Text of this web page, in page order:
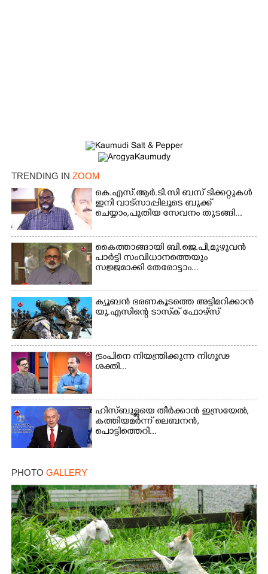
TRENDING IN ZOOM
കെ.എസ്.ആർ.ടി.സി ബസ് ടിക്കറ്റുകൾ
ഇനി വാട്സാപ്പിലൂടെ ബുക്ക്
ചെയ്യാം,പുതിയ സേവനം തുടങ്ങി...
കൈത്താങ്ങായി ബി.ജെ.പി,മുഴുവൻ
പാർട്ടി സംവിധാനത്തെയും
സജ്ജമാക്കി തേരോട്ടാം...
ക്യൂബൻ ഭരണകൂടത്തെ അട്ടിമറിക്കാൻ
യു.എസിന്റെ ടാസ്‌ക് ഫോഴ്സ്
ട്രംപിനെ നിയന്ത്രിക്കുന്ന നിഗൂഢ
ശക്തി...
ഹിസ്ബുള്ളയെ തീർക്കാൻ ഇസ്രയേൽ,
കത്തിയമർന്ന് ലെബനൻ,
പൊട്ടിത്തെറി...
PHOTO GALLERY
Share this link
Copy Link